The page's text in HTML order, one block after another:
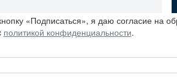
«Подписаться», я даю согласие на
политикой конфиденциальности.